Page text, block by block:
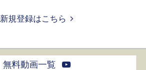
新規登録はこちら
無料動画一覧